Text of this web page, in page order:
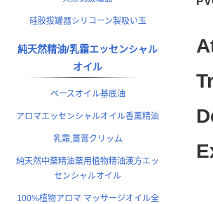
硅胶拔罐器シリコーン製吸い玉
純天然精油/乳霜エッセンシャル
オイル
ベースオイル基底油
アロマエッセンシャルオイル香薰精油
乳霜,薑膏クリッム
純天然中藥精油藥用植物精油漢方エッ
センシャルオイル
100%植物アロマ マッサージオイル全